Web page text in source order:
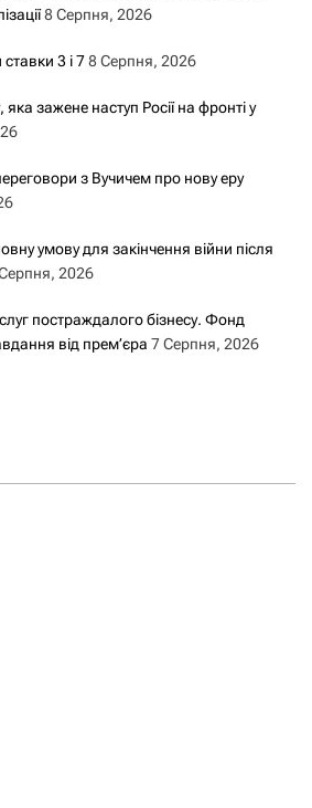
8 Серпня, 2026
ставки 3 і 78 Серпня, 2026
зажене наступ Росії на фронті у
з Вучичем про нову еру
умову для закінчення війни після
2026
постраждалого бізнесу. Фонд
від прем’єра 7 Серпня, 2026